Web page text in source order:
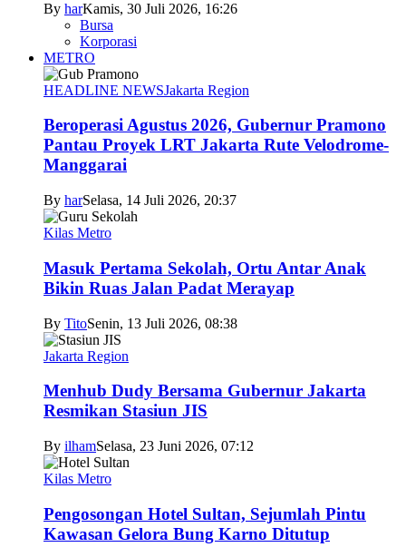
By harKamis, 30 Juli 2026, 16:26
Bursa
Korporasi
METRO
HEADLINE NEWSJakarta Region
Beroperasi Agustus 2026, Gubernur Pramono
Pantau Proyek LRT Jakarta Rute Velodrome-
Manggarai
By harSelasa, 14 Juli 2026, 20:37
Kilas Metro
Masuk Pertama Sekolah, Ortu Antar Anak
Bikin Ruas Jalan Padat Merayap
By TitoSenin, 13 Juli 2026, 08:38
Jakarta Region
Menhub Dudy Bersama Gubernur Jakarta
Resmikan Stasiun JIS
By ilhamSelasa, 23 Juni 2026, 07:12
Kilas Metro
Pengosongan Hotel Sultan, Sejumlah Pintu
Kawasan Gelora Bung Karno Ditutup